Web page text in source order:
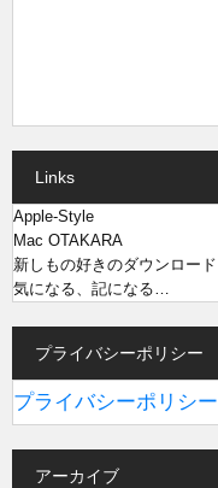
Links
Apple-Style
Mac OTAKARA
新しもの好きのダウンロード
気になる、記になる…
プライバシーポリシー
プライバシーポリシー
アーカイブ